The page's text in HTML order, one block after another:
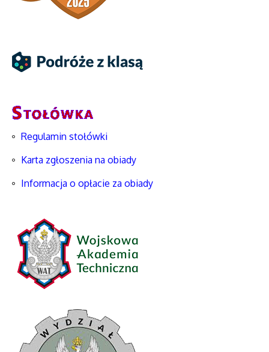
Regulamin stołówki
Karta zgłoszenia na obiady
Informacja o opłacie za obiady